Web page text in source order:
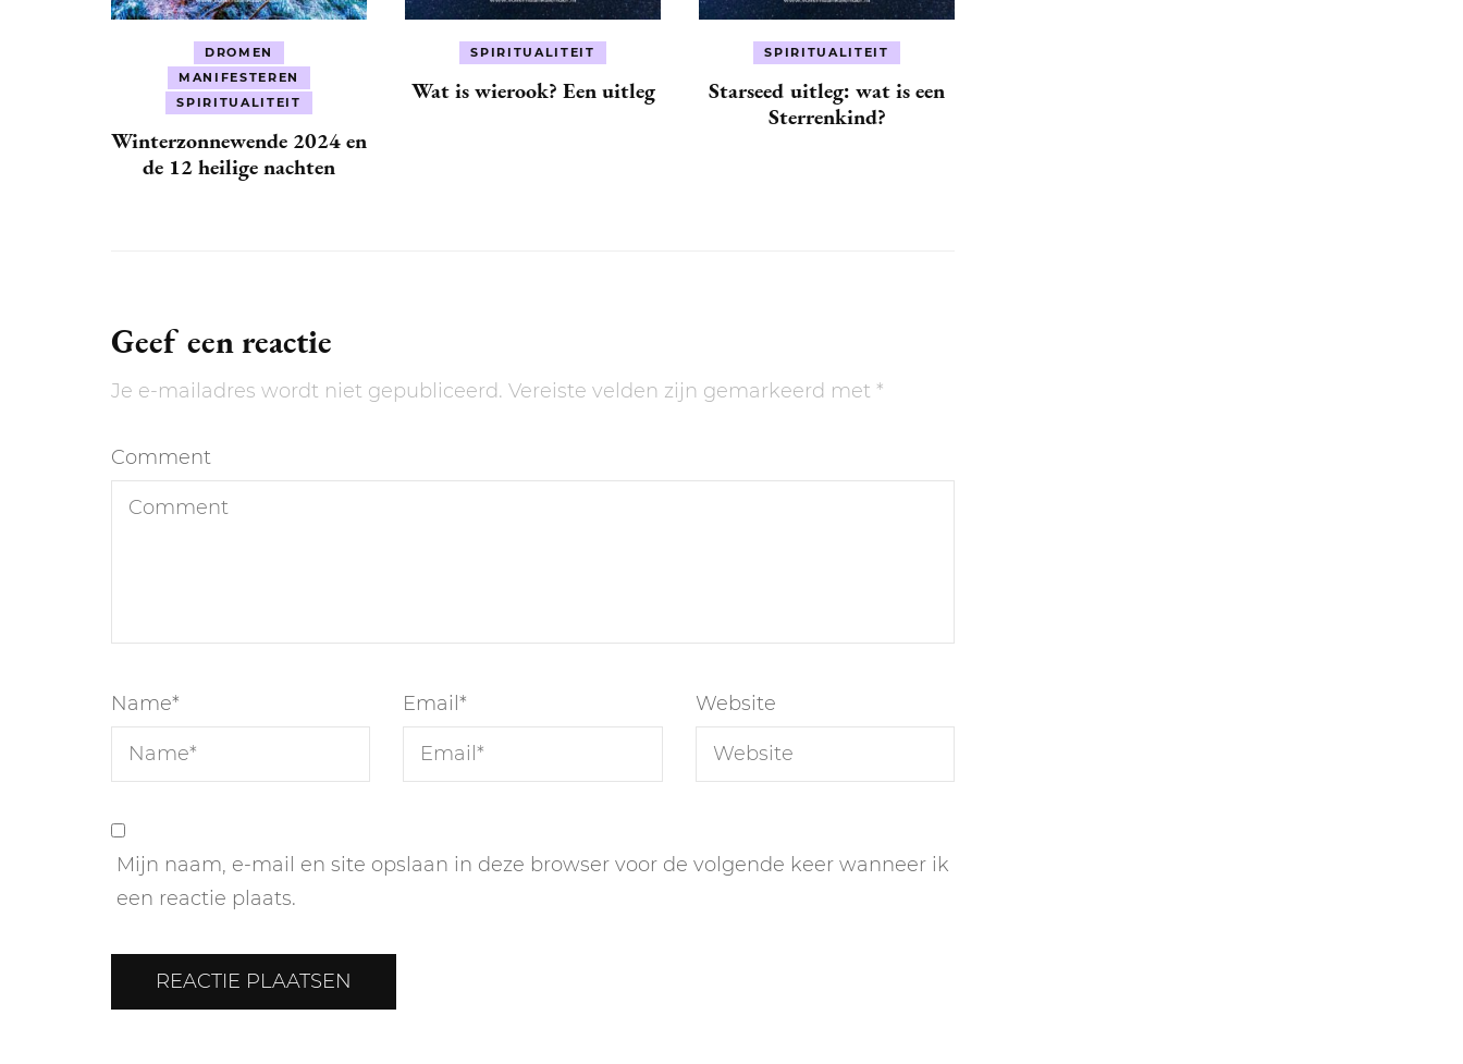
DROMEN
MANIFESTEREN
SPIRITUALITEIT
Winterzonnewende 2024 en
de 12 heilige nachten
SPIRITUALITEIT
Wat is wierook? Een uitleg
SPIRITUALITEIT
Starseed uitleg: wat is een
Sterrenkind?
Geef een reactie
Je e-mailadres wordt niet gepubliceerd. Vereiste velden zijn gemarkeerd met *
Comment
Name* Email* Website
Mijn naam, e-mail en site opslaan in deze browser voor de volgende keer wanneer ik
een reactie plaats.